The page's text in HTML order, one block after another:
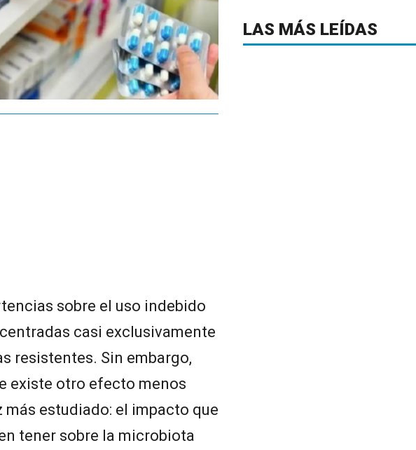
sobre el uso indebido
casi exclusivamente
resistentes. Sin embargo,
existe otro efecto menos
estudiado: el impacto que
tener sobre la microbiota
LAS MÁS LEÍDAS